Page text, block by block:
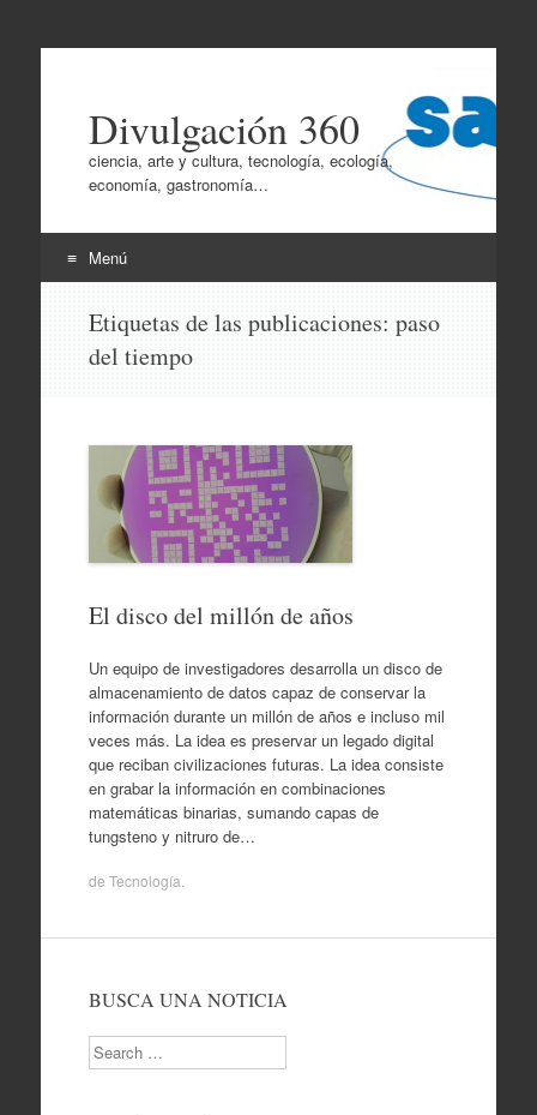
Divulgación 360
ciencia, arte y cultura, tecnología, ecología,
economía, gastronomía…
Menú
contenido
Etiquetas de las publicaciones: paso
del tiempo
El disco del millón de años
Un equipo de investigadores desarrolla un disco de
almacenamiento de datos capaz de conservar la
información durante un millón de años e incluso mil
veces más. La idea es preservar un legado digital
que reciban civilizaciones futuras. La idea consiste
en grabar la información en combinaciones
matemáticas binarias, sumando capas de
tungsteno y nitruro de…
de Tecnología
BUSCA UNA NOTICIA
Search